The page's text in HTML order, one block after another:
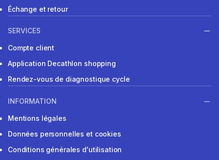
Échange et retour
SERVICES
Compte client
Application Decathlon shopping
Rendez-vous de diagnostique cycle
INFORMATION
Mentions légales
Données personnelles et cookies
Conditions générales d'utilisation